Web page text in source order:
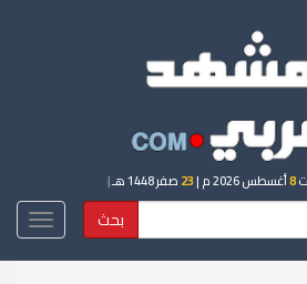
8أغسطس 2026 م | 23 صفر 1448 هـ |
بحث